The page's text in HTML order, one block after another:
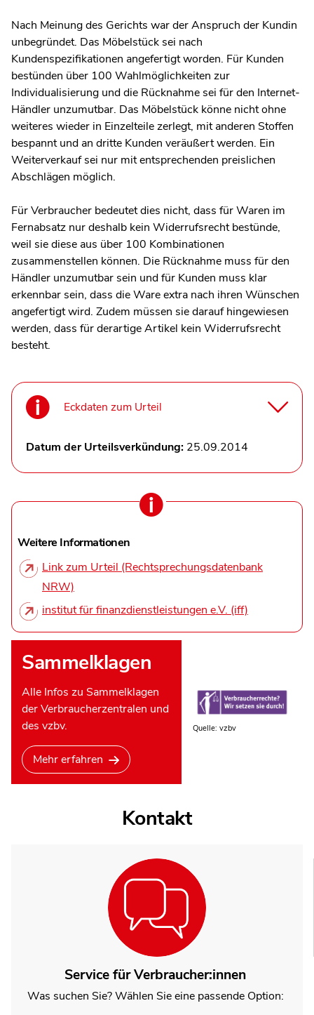
Nach Meinung des Gerichts war der Anspruch der Kundin
unbegründet. Das Möbelstück sei nach
Kundenspezifikationen angefertigt worden. Für Kunden
bestünden über 100 Wahlmöglichkeiten zur
Individualisierung und die Rücknahme sei für den Internet-
Händler unzumutbar. Das Möbelstück könne nicht ohne
weiteres wieder in Einzelteile zerlegt, mit anderen Stoffen
bespannt und an dritte Kunden veräußert werden. Ein
Weiterverkauf sei nur mit entsprechenden preislichen
Abschlägen möglich.
Für Verbraucher bedeutet dies nicht, dass für Waren im
Fernabsatz nur deshalb kein Widerrufsrecht bestünde,
weil sie diese aus über 100 Kombinationen
zusammenstellen können. Die Rücknahme muss für den
Händler unzumutbar sein und für Kunden muss klar
erkennbar sein, dass die Ware extra nach ihren Wünschen
angefertigt wird. Zudem müssen sie darauf hingewiesen
werden, dass für derartige Artikel kein Widerrufsrecht
besteht.
Eckdaten zum Urteil
Datum der Urteilsverkündung: 25.09.2014
Weitere Informationen
Link zum Urteil (Rechtsprechungsdatenbank
NRW)
institut für finanzdienstleistungen e.V. (iff)
Sammelklagen
Alle Infos zu Sammelklagen
der Verbraucherzentralen und
des vzbv.
Mehr erfahren
Quelle: vzbv
Kontakt
Service für Verbraucher:innen
Was suchen Sie? Wählen Sie eine passende Option: